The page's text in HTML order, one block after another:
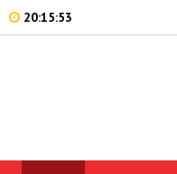
20:15:53